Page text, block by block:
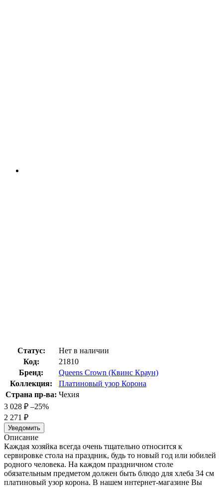
Статус:
Нет в наличии
Код:
21810
Бренд:
Queens Crown (Квинс Краун)
Коллекция:
Платиновый узор Корона
Страна пр-ва: Чехия
3 028 ₽ –25%
2 271 ₽
Уведомить
Описание
Каждая хозяйка всегда очень тщательно относится к
сервировке стола на праздник, будь то новый год или юбилей
родного человека. На каждом праздничном столе
обязательным предметом должен быть блюдо для хлеба 34 см
платиновый узор корона. В нашем интернет-магазине Вы